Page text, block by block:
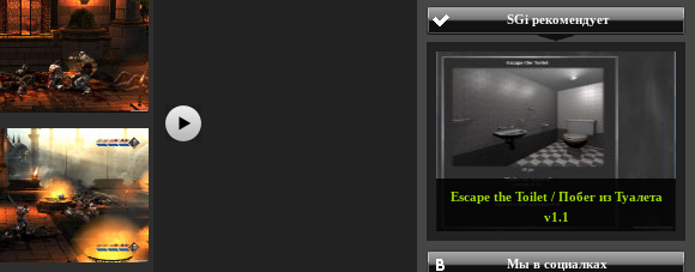
SGi рекомендует
Escape the Toilet / Побег из Туалета
v1.1
Мы в социалках